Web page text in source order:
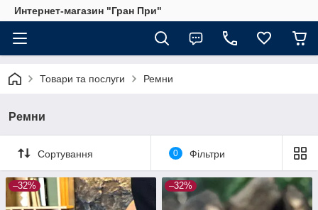
Интернет-магазин "Гран При"
Товари та послуги Ремни
Ремни
Сортування 0 Фільтри
–32% –32%